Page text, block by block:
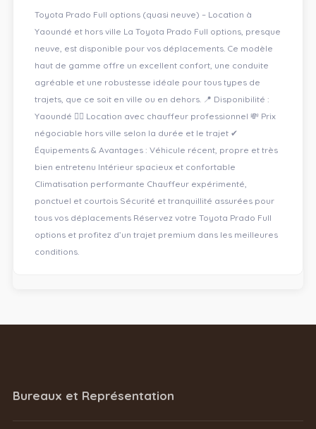
Toyota Prado Full options (quasi neuve) – Location à
Yaoundé et hors ville La Toyota Prado Full options, presque
neuve, est disponible pour vos déplacements. Ce modèle
haut de gamme offre un excellent confort, une conduite
agréable et une robustesse idéale pour tous types de
trajets, que ce soit en ville ou en dehors. 📍 Disponibilité :
Yaoundé 🧑‍✈️ Location avec chauffeur professionnel 💸 Prix
négociable hors ville selon la durée et le trajet ✔
Équipements & Avantages : Véhicule récent, propre et très
bien entretenu Intérieur spacieux et confortable
Climatisation performante Chauffeur expérimenté,
ponctuel et courtois Sécurité et tranquillité assurées pour
tous vos déplacements Réservez votre Toyota Prado Full
options et profitez d’un trajet premium dans les meilleures
conditions.
Bureaux et Représentation